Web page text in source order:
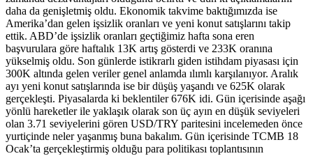
daha da genişletmiş oldu. Ekonomik takvime baktığımızda ise
Amerika’dan gelen işsizlik oranları ve yeni konut satışlarını takip
ettik. ABD’de işsizlik oranları geçtiğimiz hafta sona eren
başvurulara göre haftalık 13K artış gösterdi ve 233K oranına
yükselmiş oldu. Son günlerde istikrarlı giden istihdam piyasası için
300K altında gelen veriler genel anlamda ılımlı karşılanıyor. Aralık
ayı yeni konut satışlarında ise bir düşüş yaşandı ve 625K olarak
gerçekleşti. Piyasalarda ki beklentiler 676K idi. Gün içerisinde aşağı
yönlü hareketler ile yaklaşık olarak son üç ayın en düşük seviyeleri
olan 3.71 seviyelerini gören USD/TRY paritesini incelemeden önce
yurtiçinde neler yaşanmış buna bakalım. Gün içerisinde TCMB 18
Ocak’ta gerçekleştirmiş olduğu para politikası toplantısının